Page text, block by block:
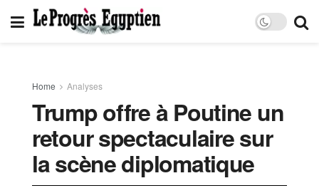
Home Analyses
Trump offre à Poutine un
retour spectaculaire sur
la scène diplomatique